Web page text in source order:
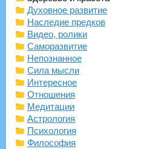
Духовное развитие
Наследие предков
Видео, ролики
Саморазвитие
Непознанное
Сила мысли
Интересное
Отношения
Медитации
Астрология
Психология
Философия